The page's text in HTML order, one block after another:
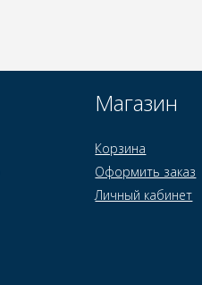
Магазин
Корзина
Оформить заказ
Личный кабинет